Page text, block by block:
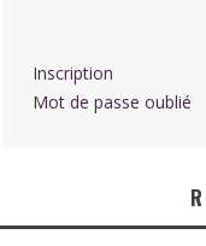
Inscription
Mot de passe oublié